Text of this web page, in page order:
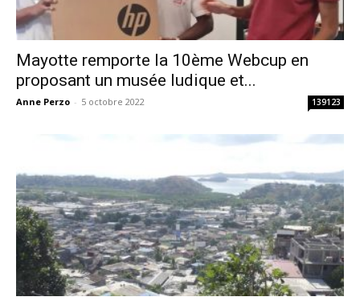
Mayotte remporte la 10ème Webcup en
proposant un musée ludique et...
Anne Perzo - 5 octobre 2022 139123